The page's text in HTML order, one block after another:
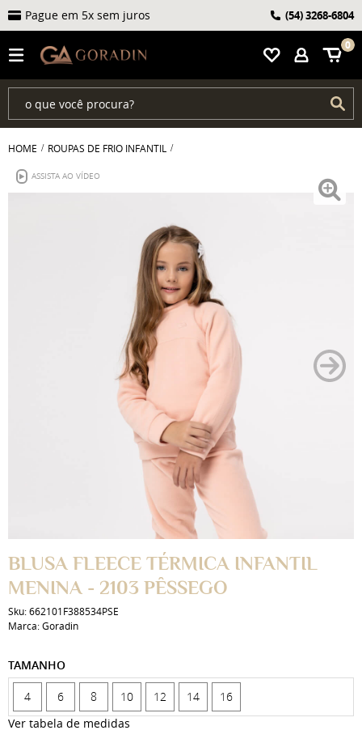
0
Pague em 5x sem juros
Frete grátis acima de R$ 399 (54)3268-6804
HOME ROUPAS DE FRIO INFANTIL
BLUSA FLEECE TÉRMICA INFANTIL
MENINA - 2103 PÊSSEGO
Sku:662101F388534PSE
Marca:Goradin
ASSISTA AO VÍDEO
TAMANHO
4 6 8 10 12 14
16
Ver tabela de medidas